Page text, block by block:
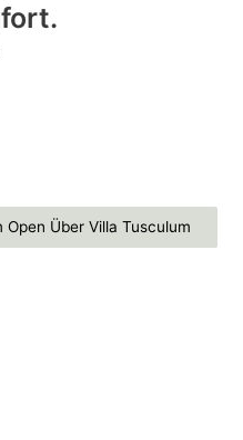
Open Über Villa Tusculum